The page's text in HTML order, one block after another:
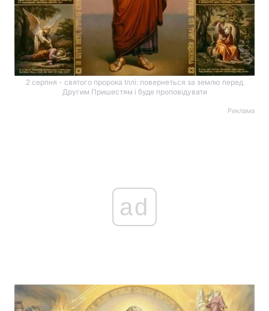
2 серпня - святого пророка Іллі: повернеться за землю перед
Другим Пришестям і буде проповідувати
Реклама
ad